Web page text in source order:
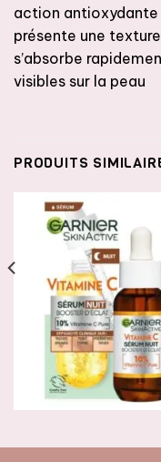
action antioxydante
présente une
s’absorbe
visibles sur la peau
PRODUITS
À LA
LISTE